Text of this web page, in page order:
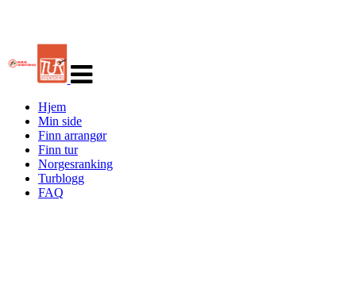
navigasjon
Hjem
Min side
Finn arrangør
Finn tur
Norgesranking
Turblogg
FAQ